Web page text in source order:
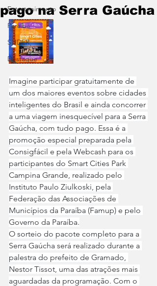
Entretenimento
Paraíba
SLIDER
Destaque
pago na Serra Gaúcha
Imagine participar gratuitamente de
um dos maiores eventos sobre cidades
inteligentes do Brasil e ainda concorrer
a uma viagem inesquecível para a Serra
Gaúcha, com tudo pago. Essa é a
promoção especial preparada pela
Consigfácil e pela Webcash para os
participantes do Smart Cities Park
Campina Grande, realizado pelo
Instituto Paulo Ziulkoski, pela
Federação das Associações de
Municípios da Paraíba (Famup) e pelo
Governo da Paraíba.
O sorteio do pacote completo para a
Serra Gaúcha será realizado durante a
palestra do prefeito de Gramado,
Nestor Tissot, uma das atrações mais
aguardadas da programação. Com o